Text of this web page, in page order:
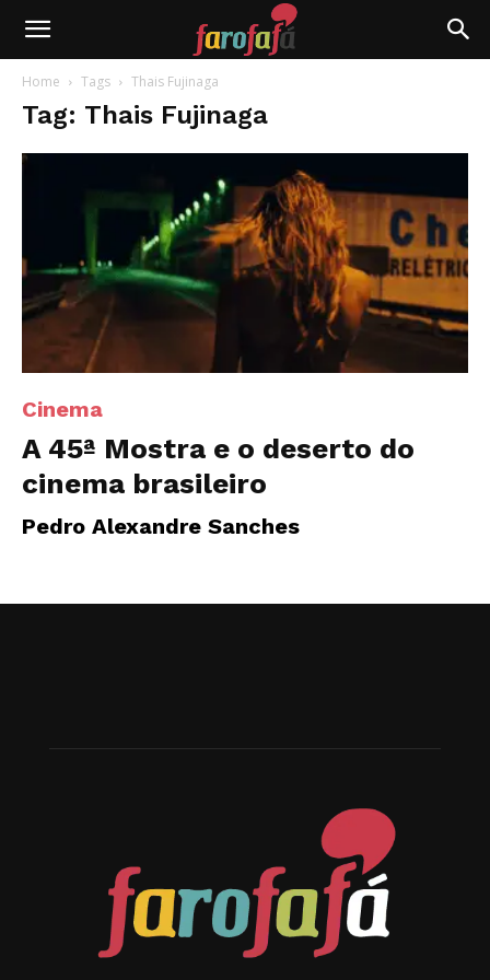
Farofafá
Home Tags Thais Fujinaga
Tag: Thais Fujinaga
Cinema
A 45ª Mostra e o deserto do
cinema brasileiro
Pedro Alexandre Sanches